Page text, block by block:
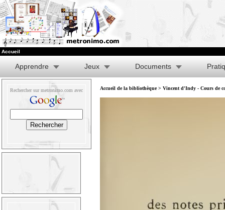
Accueil
Apprendre Jeux Documents
Rechercher sur metronimo.com avec Accueil de la bibliothèque> Vincent d'Indy - Cours de